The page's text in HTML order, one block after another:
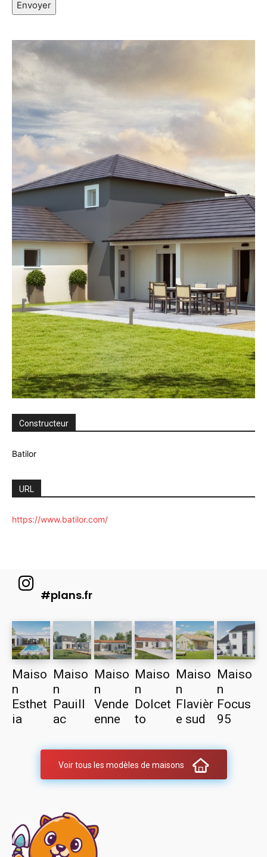
Envoyer
Constructeur
Batilor
URL
https://www.batilor.com/
#plans.fr
Maiso
n
Esthet
ia
Maiso
n
Pauill
ac
Maiso
n
Vende
enne
Maiso
n
Dolcet
to
Maiso
n
Flavièr
e sud
Maiso
n
Focus
95
Voir tous les modèles de maisons